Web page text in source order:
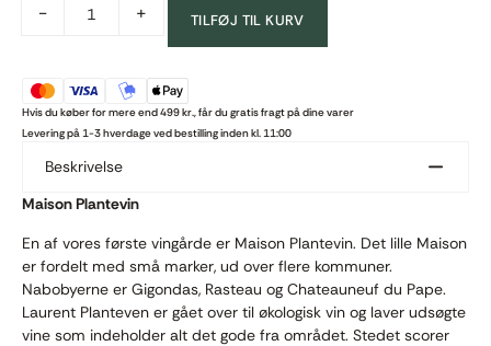
- + TILFØJ TIL KURV
Hvis du køber for mere end 499 kr., får du gratis fragt på dine varer
Levering på 1-3 hverdage ved bestilling inden kl. 11:00
Beskrivelse
Maison Plantevin
En af vores første vingårde er Maison Plantevin. Det lille Maison
er fordelt med små marker, ud over flere kommuner.
Nabobyerne er Gigondas, Rasteau og Chateauneuf du Pape.
Laurent Planteven er gået over til økologisk vin og laver udsøgte
vine som indeholder alt det gode fra området. Stedet scorer